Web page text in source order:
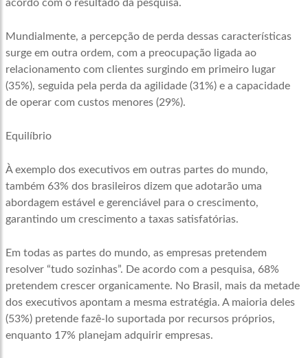
acordo com o resultado da pesquisa.
Mundialmente, a percepção de perda dessas características
surge em outra ordem, com a preocupação ligada ao
relacionamento com clientes surgindo em primeiro lugar
(35%), seguida pela perda da agilidade (31%) e a capacidade
de operar com custos menores (29%).
Equilíbrio
À exemplo dos executivos em outras partes do mundo,
também 63% dos brasileiros dizem que adotarão uma
abordagem estável e gerenciável para o crescimento,
garantindo um crescimento a taxas satisfatórias.
Em todas as partes do mundo, as empresas pretendem
resolver “tudo sozinhas”. De acordo com a pesquisa, 68%
pretendem crescer organicamente. No Brasil, mais da metade
dos executivos apontam a mesma estratégia. A maioria deles
(53%) pretende fazê-lo suportada por recursos próprios,
enquanto 17% planejam adquirir empresas.